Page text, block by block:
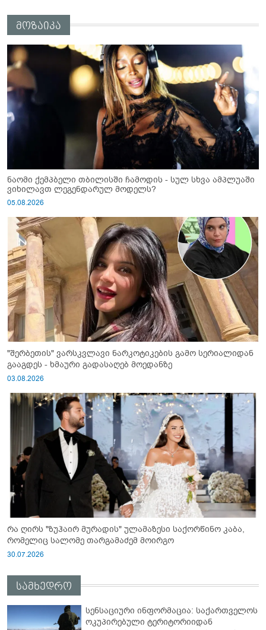
ამგვარს სთხოვდნენ მას"
მოზაიკა
ნაომი ქემპბელი თბილისში ჩამოდის - სულ სხვა ამპლუაში
ვიხილავთ ლეგენდარულ მოდელს?
05.08.2026
"შერბეთის" ვარსკვლავი ნარკოტიკების გამო სერიალიდან
გააგდეს - ხმაური გადასაღებ მოედანზე
03.08.2026
რა ღირს "ზუჰაირ მურადის" ულამაზესი საქორწინო კაბა,
რომელიც სალომე თარგამაძემ მოირგო
30.07.2026
სამხედრო
სენსაციური ინფორმაცია: საქართველოს
ოკუპირებული ტერიტორიიდან